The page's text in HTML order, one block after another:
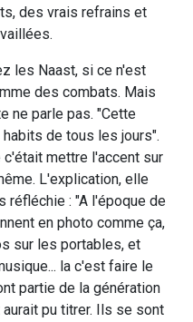
des vrais refrains et
les Naast, si ce n'est
des combats. Mais
ne parle pas. "Cette
de tous les jours".
mettre l'accent sur
L'explication, elle
réfléchie : "A l'époque de
en photo comme ça,
sur les portables, et
la c'est faire le
partie de la génération
pu titrer. Ils se sont